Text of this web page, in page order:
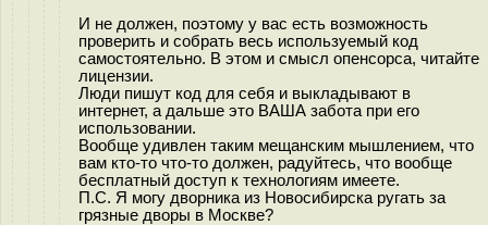
И не должен, поэтому у вас есть возможность
проверить и собрать весь используемый код
самостоятельно. В этом и смысл опенсорса, читайте
лицензии.
Люди пишут код для себя и выкладывают в
интернет, а дальше это ВАША забота при его
использовании.
Вообще удивлен таким мещанским мышлением, что
вам кто-то что-то должен, радуйтесь, что вообще
бесплатный доступ к технологиям имеете.
П.С. Я могу дворника из Новосибирска ругать за
грязные дворы в Москве?